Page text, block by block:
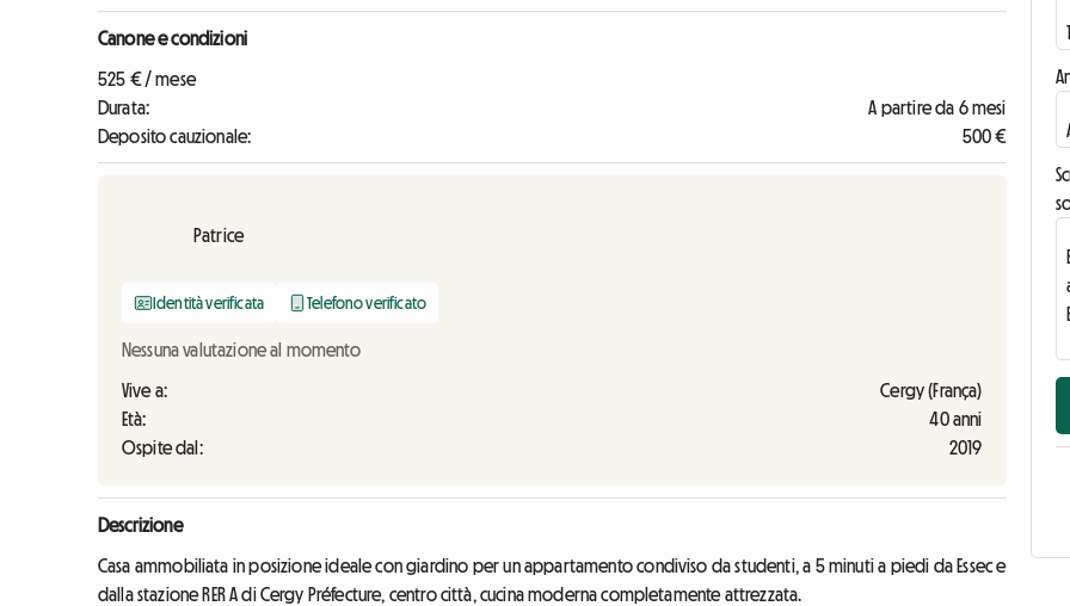
Canone e condizioni
525 € / mese
Durata:
A partire da 6 mesi
Deposito cauzionale:
500 €
Patrice
Identità verificata Telefono verificato
Nessuna valutazione al momento
Vive a:
Cergy (França)
Età:
40 anni
Ospite dal:
2019
Descrizione
Casa ammobiliata in posizione ideale con giardino per un appartamento condiviso da studenti, a 5 minuti a piedi da Essec e
dalla stazione RER A di Cergy Préfecture, centro città, cucina moderna completamente attrezzata.